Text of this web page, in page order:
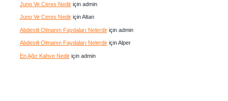
Juno Ve Ceres Nediriçin admin
Juno Ve Ceres NediriçinAltan
Abdestli Olmanın Faydaları Nelerdiriçin admin
Abdestli Olmanın Faydaları NelerdiriçinAlper
En Ağır Kahve Nediriçin admin